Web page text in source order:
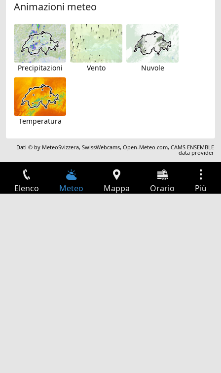
Animazioni meteo
Precipitazioni Vento Nuvole
Temperatura
Dati © by MeteoSvizzera,SwissWebcams,Open-Meteo.com,CAMS ENSEMBLE
data provider
Elenco Meteo Mappa Orario Più